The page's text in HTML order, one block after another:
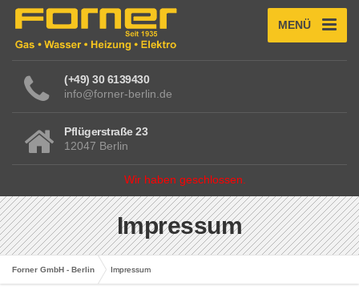
MENÜ
(+49) 30 6139430
info@forner-berlin.de
Pflügerstraße 23
12047 Berlin
Wir haben geschlossen.
Impressum
Forner GmbH - Berlin Impressum